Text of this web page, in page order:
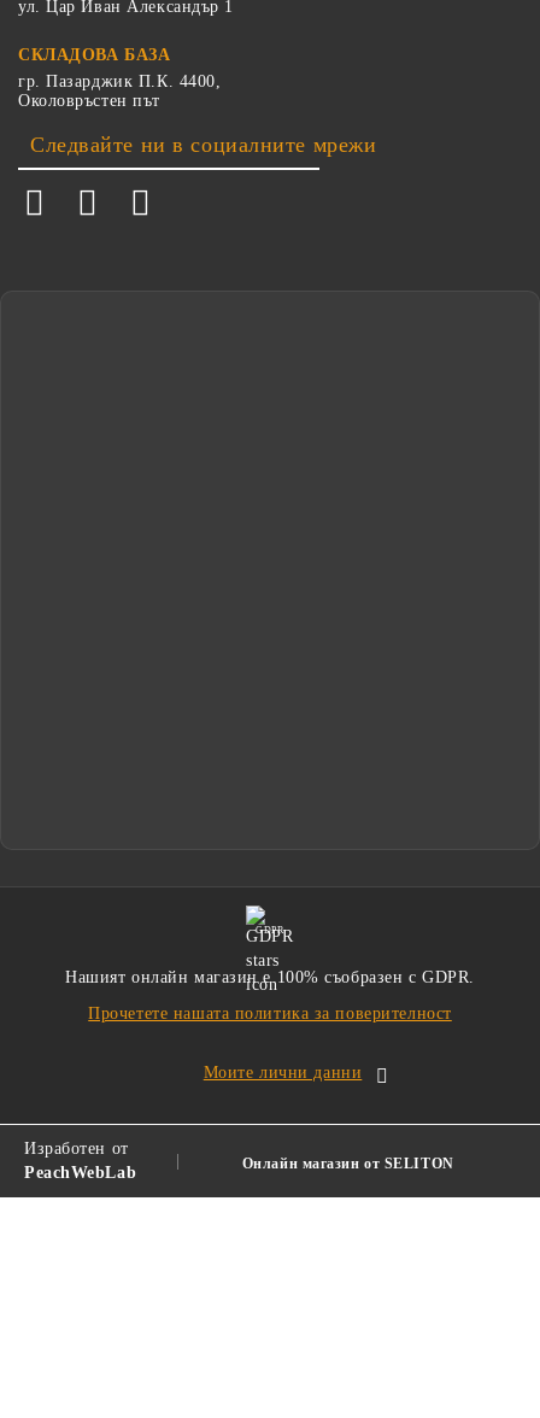
ул. Цар Иван Александър 1
СКЛАДОВА БАЗА
гр. Пазарджик П.К. 4400,
Околовръстен път
Следвайте ни в социалните мрежи
GDPR
Нашият онлайн магазин е 100% съобразен с GDPR.
Прочетете нашата политика за поверителност
Изработен от
PeachWebLab
Онлайн магазин от SELITON